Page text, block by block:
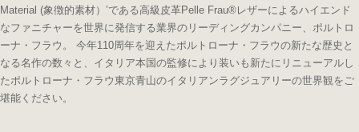
Material (象徴的素材）’である高級皮革Pelle Frau®レザーによるハイエンド
なファニチャーを世界に発信する業界のリーディングカンパニー、ポルトロ
ーナ・フラウ。 今年110周年を迎えたポルトローナ・フラウの新たな歴史と
なる名作の数々と、イタリア本国の監修により装いも新たにリニューアルし
たポルトローナ・フラウ東京青山のイタリアンラグジュアリーの世界観をご
堪能ください。